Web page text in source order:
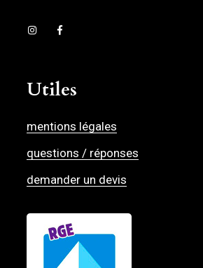
Utiles
mentions légales
questions / réponses
demander un devis